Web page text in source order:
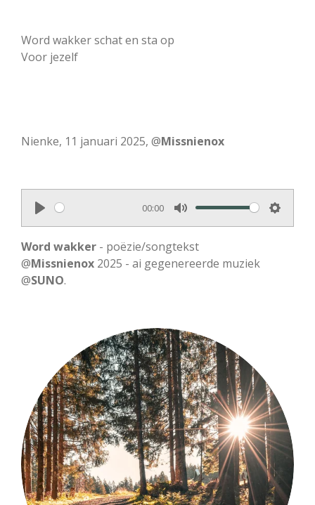
Word wakker schat en sta op
Voor jezelf
Nienke, 11 januari 2025, @Missnienox
P
l
a
y
00:00
M
u
t
S
Word wakker - poëzie/songtekst
@Missnienox 2025 - ai gegenereerde muziek
@SUNO.